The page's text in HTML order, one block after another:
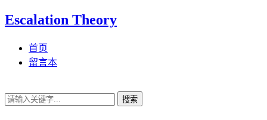
Escalation Theory
首页
留言本
搜索